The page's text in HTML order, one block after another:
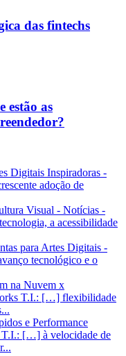
das fintechs
estão as
Digitais Inspiradoras -
adoção de
Visual - Notícias -
a acessibilidade
para Artes Digitais -
tecnológico e o
na Nuvem x
T.I.: […] flexibilidade
e Performance
T.I.: […] à velocidade de